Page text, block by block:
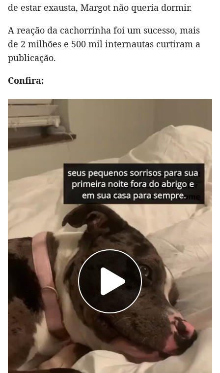
de estar exausta, Margot não queria dormir.
A reação da cachorrinha foi um sucesso, mais
de 2 milhões e 500 mil internautas curtiram a
publicação.
Confira: